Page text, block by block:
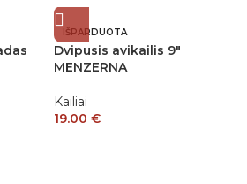
IŠPARDUOTA
Dvipusis avikailis 9″
MENZERNA
Kailiai
19.00 €